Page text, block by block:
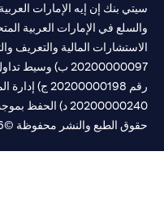
بنك إن إيه الإمارات العربية
المالية والتعريف
20200000097 ب) وسيط
رقم 20200000198 ج)
د) الحفظ بموجب ترخيص رقم 602003.
الطبع والنشر محفوظة ©2026 سيتي جروب انك.